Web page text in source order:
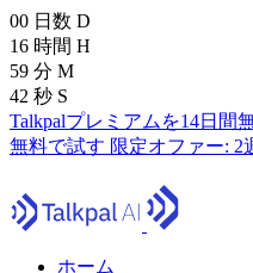
00 日数 D
16 時間 H
59 分 M
41 秒 S
Talkpalプレミアムを14日間
無料で試す 限定オファー: 2
ホーム